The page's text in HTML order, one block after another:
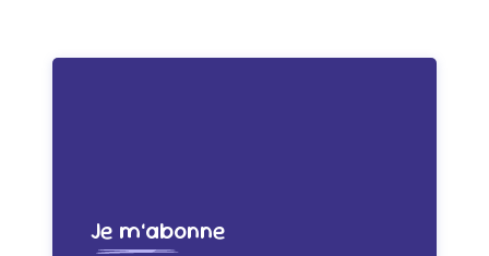
Je m’abonne